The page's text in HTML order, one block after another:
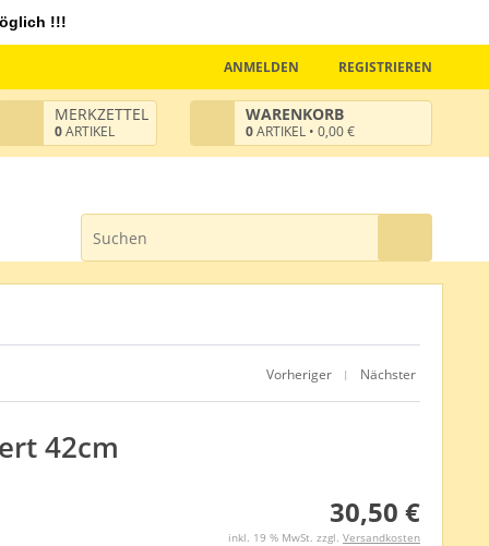
!!!
REGISTRIEREN
ANMELDEN
WARENKORB
0ARTIKEL • 0,00 €
MERKZETTEL
0ARTIKEL
Vorheriger | Nächster
42cm
30,50 €
inkl. 19 % MwSt. zzgl. Versandkosten